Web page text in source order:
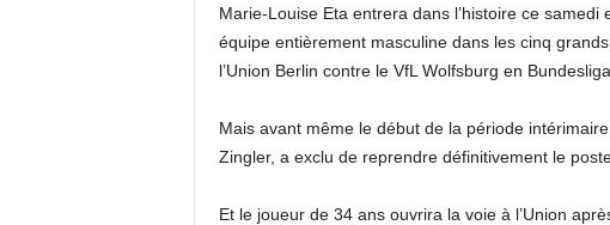
Marie-Louise Eta entrera dans l’histoire ce
équipe entièrement masculine dans les cinq
l’Union Berlin contre le VfL Wolfsburg en Bundesliga.
Mais avant même le début de la période
Zingler, a exclu de reprendre définitivement le
Et le joueur de 34 ans ouvrira la voie à l’Union